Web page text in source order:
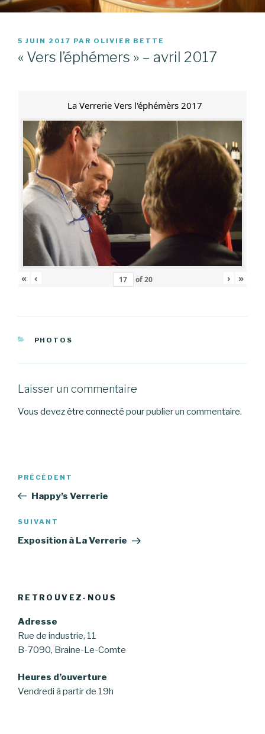
PUBLIÉ
LE
5 JUIN 2017 PAR OLIVIER BETTE
« Vers l’éphémers » – avril 2017
La Verrerie Vers l'éphémèrs 2017
« ‹ of20 › »
CATÉGORIES
PHOTOS
Laisser un commentaire
Vous devezêtre connecté pour publier un commentaire.
Navigation
l’article
Article
précédent
PRÉCÉDENT
Happy’s Verrerie
Article
suivant
SUIVANT
Exposition à La Verrerie
RETROUVEZ-NOUS
Adresse
Rue de industrie, 11
B-7090, Braine-Le-Comte
Heures d’ouverture
Vendredi à partir de 19h